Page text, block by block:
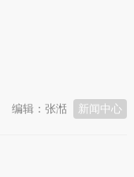
新闻中心
编辑：张湉